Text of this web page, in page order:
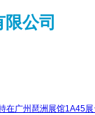
公司
在广州琶洲展馆1A45